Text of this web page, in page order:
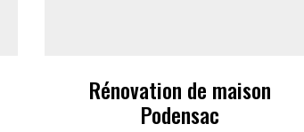
Rénovation de maison
Podensac